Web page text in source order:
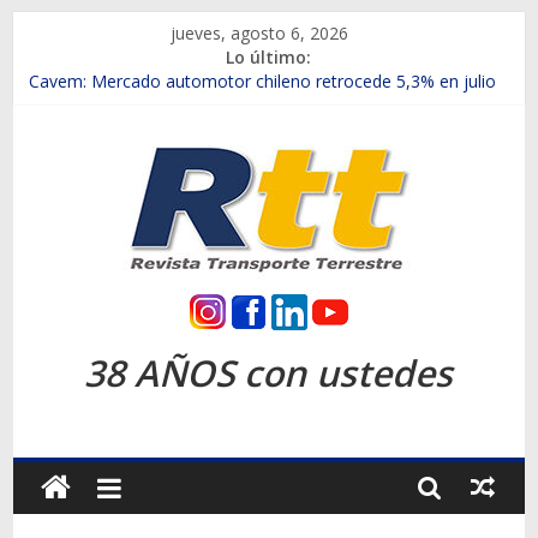
contenido
jueves, agosto 6, 2026
Lo último:
Chile es el primer mercado internacional en lanzar la nueva
Salfa suma vehículos electrificados de Chevrolet en el Biobío
Samex amplía su red con nuevas sucursales en Rancagua y
SINOTRUK Pick-ups presentó la recién estrenada Bolden en
la Expo Compras Públicas 2026
Revista
Transporte
Terrestre
38 AÑOS con ustedes